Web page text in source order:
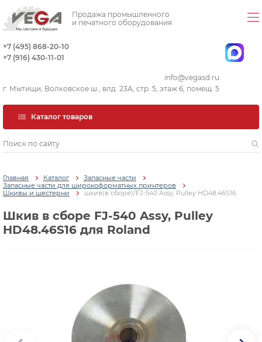
Продажа промышленного
и печатного оборудования
+7 (495) 868-20-10
+7 (916) 430-11-01
info@vegasd.ru
г. Мытищи, Волковское ш., влд. 23А, стр. 5, этаж 6, помещ. 5
Каталог товаров
Главная Каталог
Запасные части
Запасные части для широкоформатных принтеров
Шкивы и шестерни
шкив(в сборе)/FJ-540 Assy, Pulley HD48.46S16
Шкив в сборе FJ-540 Assy, Pulley
HD48.46S16 для Roland